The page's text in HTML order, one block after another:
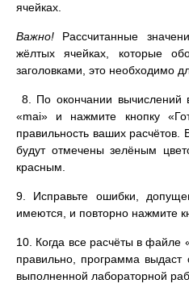
ячейках.
Важно! Рассчитанные
жёлтых ячейках, которые
заголовками, это необходимо
8. По окончании вычислений
«mai» и нажмите кнопку
правильность ваших
будут отмечены зелёным
красным.
9. Исправьте ошибки,
имеются, и повторно нажмите
10. Когда все расчёты в файле
правильно, программа выдаст
выполненной лабораторной